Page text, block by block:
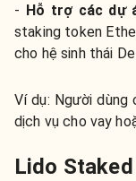
- Hỗ trợ các dự
staking token
cho hệ sinh thái
Ví dụ: Người
dịch vụ cho vay
Lido